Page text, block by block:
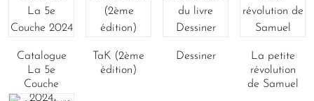
Catalogue
La 5e
Couche
2024
TaK (2ème
édition)
Dessiner
La petite
révolution
de Samuel